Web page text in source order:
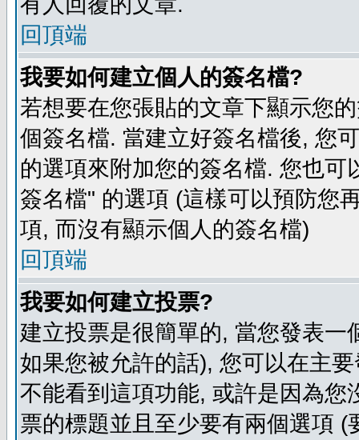
回頂端
我要如何建立個人的簽名檔?
若想要在您張貼的文章下顯示您
個簽名檔. 當建立好簽名檔後, 您
的選項來附加您的簽名檔. 您也
簽名檔" 的選項 (這樣可以預防您
項, 而沒有顯示個人的簽名檔)
回頂端
我要如何建立投票?
建立投票是很簡單的, 當您發表
如果您被允許的話), 您可以在主
不能看到這項功能, 或許是因為
票的標題並且至少要有兩個選項